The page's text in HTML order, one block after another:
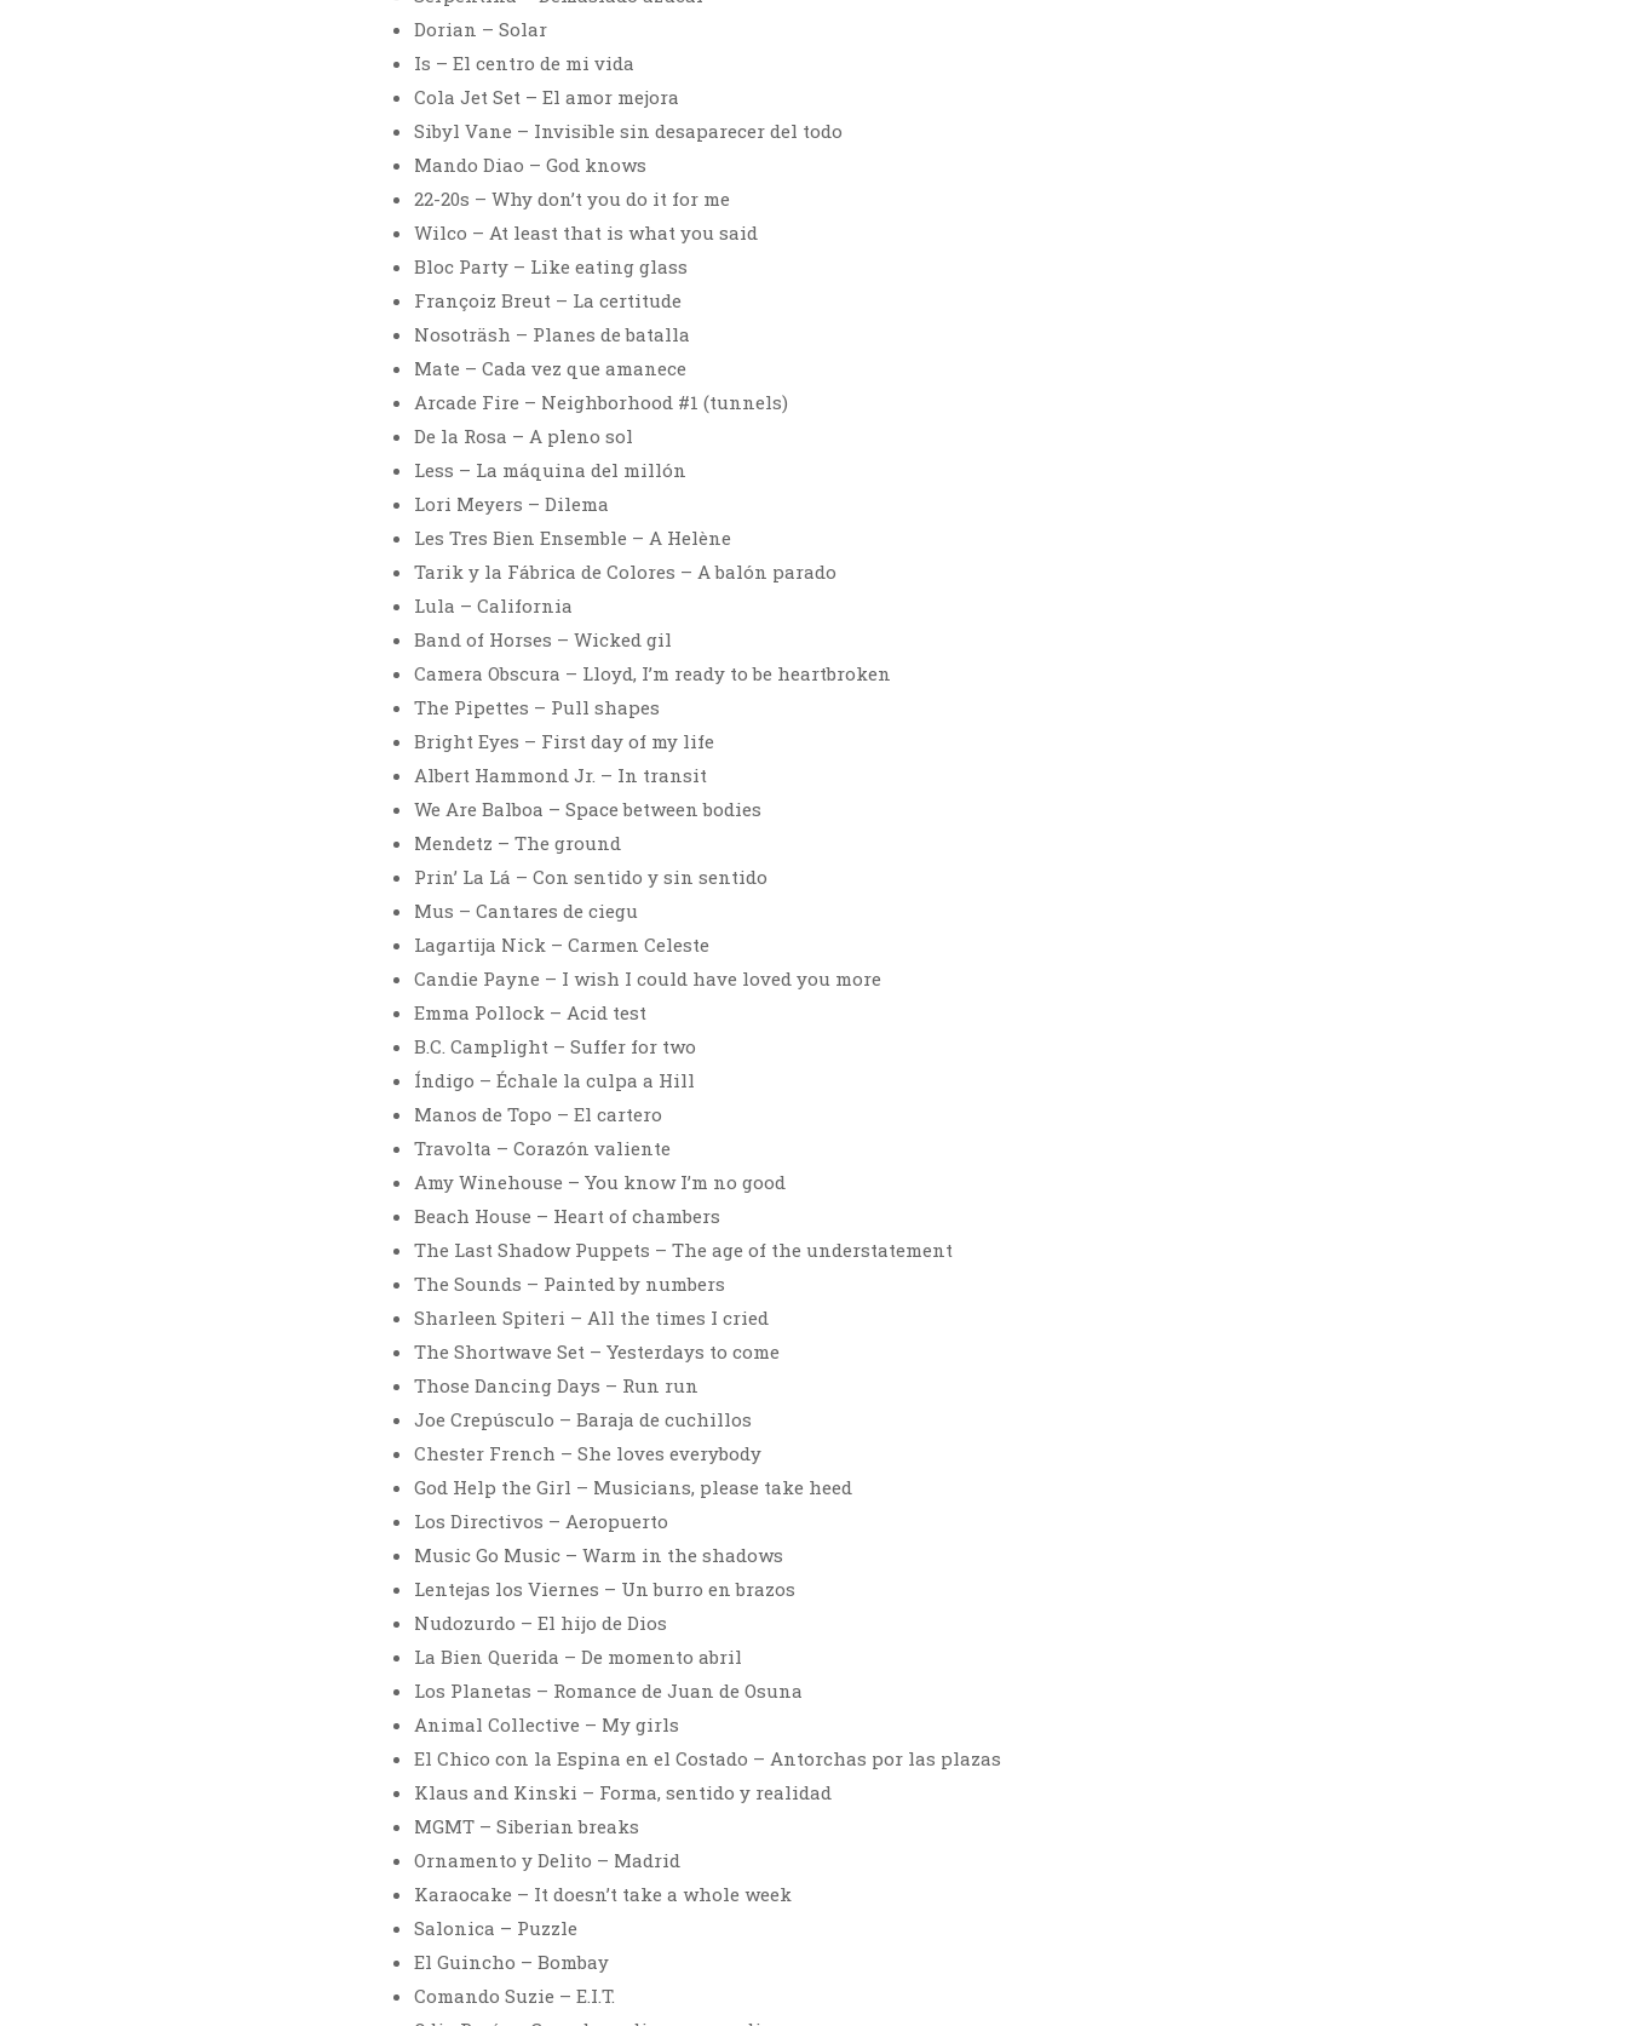
Dorian – Solar
Is – El centro de mi vida
Cola Jet Set – El amor mejora
Sibyl Vane – Invisible sin desaparecer del todo
Mando Diao – God knows
22-20s – Why don’t you do it for me
Wilco – At least that is what you said
Bloc Party – Like eating glass
Françoiz Breut – La certitude
Nosoträsh – Planes de batalla
Mate – Cada vez que amanece
Arcade Fire – Neighborhood #1 (tunnels)
De la Rosa – A pleno sol
Less – La máquina del millón
Lori Meyers – Dilema
Les Tres Bien Ensemble – A Helène
Tarik y la Fábrica de Colores – A balón parado
Lula – California
Band of Horses – Wicked gil
Camera Obscura – Lloyd, I’m ready to be heartbroken
The Pipettes – Pull shapes
Bright Eyes – First day of my life
Albert Hammond Jr. – In transit
We Are Balboa – Space between bodies
Mendetz – The ground
Prin’ La Lá – Con sentido y sin sentido
Mus – Cantares de ciegu
Lagartija Nick – Carmen Celeste
Candie Payne – I wish I could have loved you more
Emma Pollock – Acid test
B.C. Camplight – Suffer for two
Índigo – Échale la culpa a Hill
Manos de Topo – El cartero
Travolta – Corazón valiente
Amy Winehouse – You know I’m no good
Beach House – Heart of chambers
The Last Shadow Puppets – The age of the understatement
The Sounds – Painted by numbers
Sharleen Spiteri – All the times I cried
The Shortwave Set – Yesterdays to come
Those Dancing Days – Run run
Joe Crepúsculo – Baraja de cuchillos
Chester French – She loves everybody
God Help the Girl – Musicians, please take heed
Los Directivos – Aeropuerto
Music Go Music – Warm in the shadows
Lentejas los Viernes – Un burro en brazos
Nudozurdo – El hijo de Dios
La Bien Querida – De momento abril
Los Planetas – Romance de Juan de Osuna
Animal Collective – My girls
El Chico con la Espina en el Costado – Antorchas por las plazas
Klaus and Kinski – Forma, sentido y realidad
MGMT – Siberian breaks
Ornamento y Delito – Madrid
Karaocake – It doesn’t take a whole week
Salonica – Puzzle
El Guincho – Bombay
Comando Suzie – E.I.T.